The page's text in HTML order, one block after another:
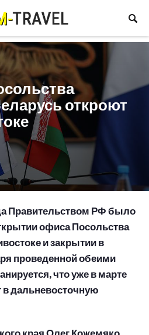
откроют
Правительством РФ было
офиса Посольства
и закрытии в
проведенной обеими
что уже в марте
дальневосточную